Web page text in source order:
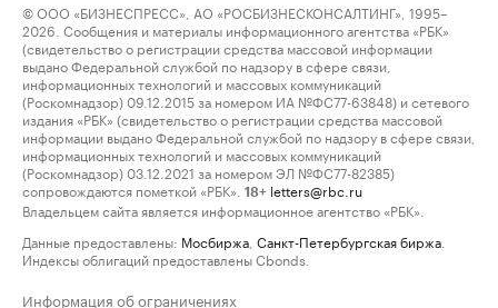
© ООО «БИЗНЕСПРЕСС», АО «РОСБИЗНЕСКОНСАЛТИНГ», 1995–
2026. Сообщения и материалы информационного агентства «РБК»
(свидетельство о регистрации средства массовой информации
выдано Федеральной службой по надзору в сфере связи,
информационных технологий и массовых коммуникаций
(Роскомнадзор) 09.12.2015 за номером ИА №ФС77-63848) и сетевого
издания «РБК» (свидетельство о регистрации средства массовой
информации выдано Федеральной службой по надзору в сфере связи,
информационных технологий и массовых коммуникаций
(Роскомнадзор) 03.12.2021 за номером ЭЛ №ФС77-82385)
сопровождаются пометкой «РБК».
18+ letters@rbc.ru
Владельцем сайта является информационное агентство «РБК».
Данные предоставлены: Мосбиржа Санкт-Петербургская биржа
Индексы облигаций предоставлены Cbonds.
Информация об ограничениях